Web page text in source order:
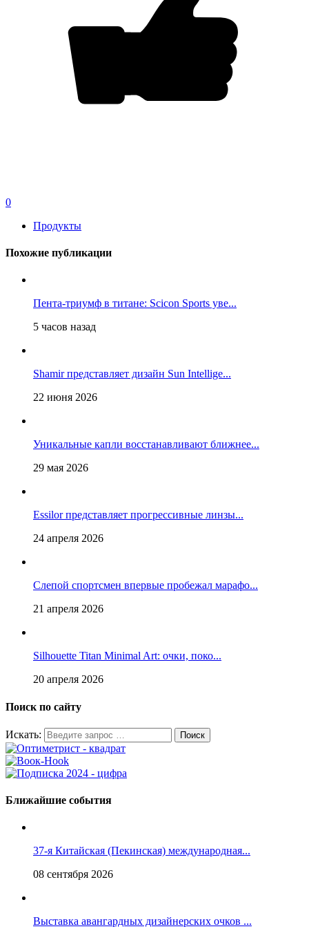
0
Продукты
Похожие публикации
Пента-триумф в титане: Scicon Sports уве...
5 часов назад
Shamir представляет дизайн Sun Intellige...
22 июня 2026
Уникальные капли восстанавливают ближнее...
29 мая 2026
Essilor представляет прогрессивные линзы...
24 апреля 2026
Слепой спортсмен впервые пробежал марафо...
21 апреля 2026
Silhouette Titan Minimal Art: очки, поко...
20 апреля 2026
Поиск по сайту
Искать:
Ближайшие события
37-я Китайская (Пекинская) международная...
08 сентября 2026
Выставка авангардных дизайнерских очков ...